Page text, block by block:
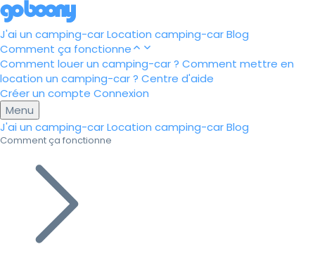
J'ai un camping-carLocation camping-carBlog
Comment ça fonctionne
Comment louer un camping-car ? Comment mettre en
location un camping-car ? Centre d'aide
Créer un compte Connexion
Menu
J'ai un camping-carLocation camping-carBlog
Comment ça fonctionne